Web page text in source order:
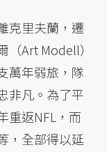
克里夫蘭，遷
Art Modell）
萬年弱旅，隊
非凡。為了平
重返NFL，而
，全部得以延